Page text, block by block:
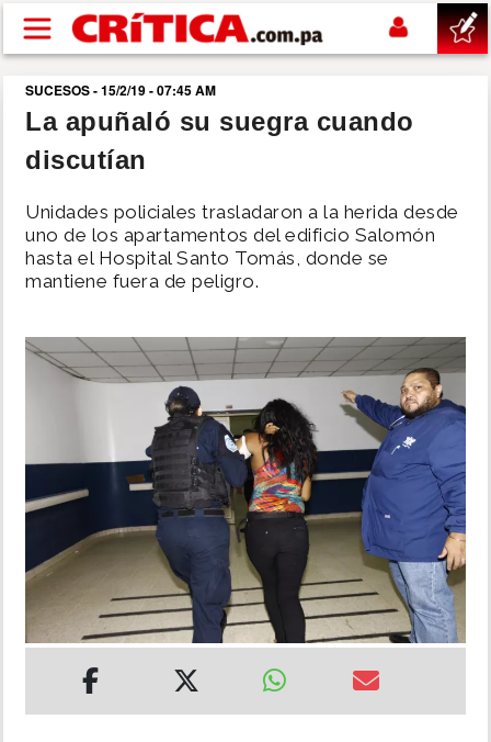
Pasar al contenido principal
buscar
SUCESOS
NACIONAL
POLÍTICA
SHOW
MUNDO
INSÓLITAS
SUCESOS - 15/2/19 - 07:45 AM
La apuñaló su suegra cuando
discutían
Unidades policiales trasladaron a la herida desde
uno de los apartamentos del edificio Salomón
hasta el Hospital Santo Tomás, donde se
mantiene fuera de peligro.